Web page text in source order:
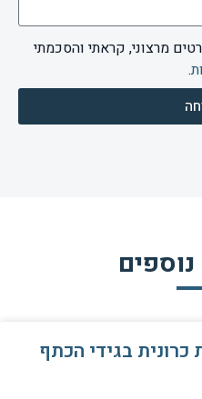
מרצוני, קראתי והסכמתי
.
בגידי הכתף